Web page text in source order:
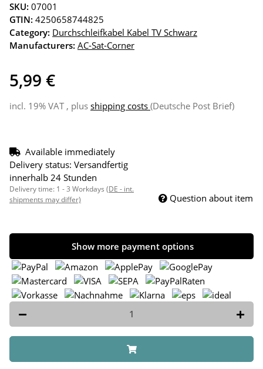
SKU: 07001
GTIN: 4250658744825
Category: Durchschleifkabel Kabel TV Schwarz
Manufacturers: AC-Sat-Corner
5,99 €
incl. 19% VAT , plus shipping costs (Deutsche Post Brief)
Available immediately
Delivery status: Versandfertig
innerhalb 24 Stunden
Delivery time: 1 - 3 Workdays (DE - int.
shipments may differ)
Question about item
Show more payment options